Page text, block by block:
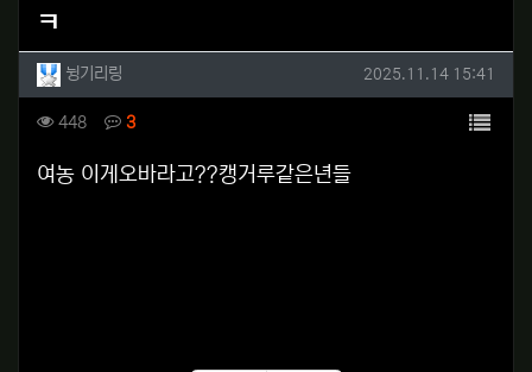
ㅋ
작성자 정보
뉭기리링 작성일
2025.11.14 15:41
컨텐츠 정보
448조회 3댓글 목록
본문
여농 이게오바라고??캥거루같은년들